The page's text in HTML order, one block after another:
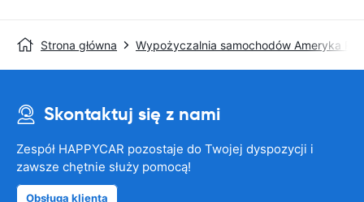
Strona główna Wypożyczalnia samochodów Ameryka
Skontaktuj się z nami
Zespół HAPPYCAR pozostaje do Twojej dyspozycji i
zawsze chętnie służy pomocą!
Obsługa klienta